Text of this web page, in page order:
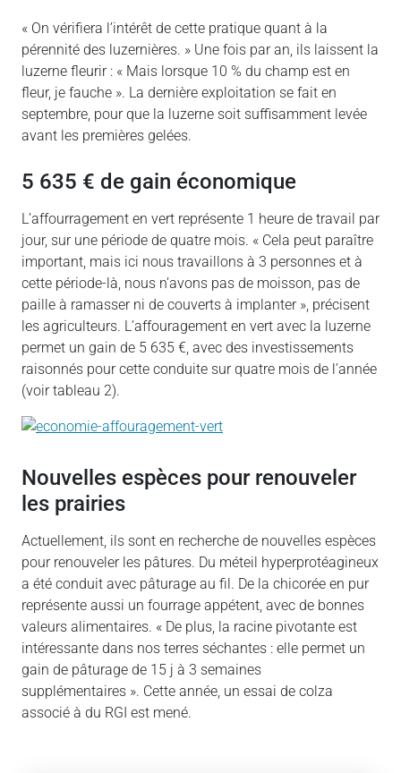
« On vérifiera l’intérêt de cette pratique quant à la
pérennité des luzernières. » Une fois par an, ils laissent la
luzerne fleurir : « Mais lorsque 10 % du champ est en
fleur, je fauche ». La dernière exploitation se fait en
septembre, pour que la luzerne soit suffisamment levée
avant les premières gelées.
5 635 € de gain économique
L’affourragement en vert représente 1 heure de travail par
jour, sur une période de quatre mois. « Cela peut paraître
important, mais ici nous travaillons à 3 personnes et à
cette période-là, nous n’avons pas de moisson, pas de
paille à ramasser ni de couverts à implanter », précisent
les agriculteurs. L’affouragement en vert avec la luzerne
permet un gain de 5 635 €, avec des investissements
raisonnés pour cette conduite sur quatre mois de l’année
(voir tableau 2).
Nouvelles espèces pour renouveler
les prairies
Actuellement, ils sont en recherche de nouvelles espèces
pour renouveler les pâtures. Du méteil hyperprotéagineux
a été conduit avec pâturage au fil. De la chicorée en pur
représente aussi un fourrage appétent, avec de bonnes
valeurs alimentaires. « De plus, la racine pivotante est
intéressante dans nos terres séchantes : elle permet un
gain de pâturage de 15 j à 3 semaines
supplémentaires ». Cette année, un essai de colza
associé à du RGI est mené.